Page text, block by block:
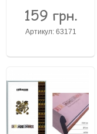
159 грн.
Артикул: 63171